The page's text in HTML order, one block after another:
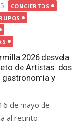
CONCIERTOS
2026 desvela
de Artistas: dos
gastronomía y
de mayo de
al recinto